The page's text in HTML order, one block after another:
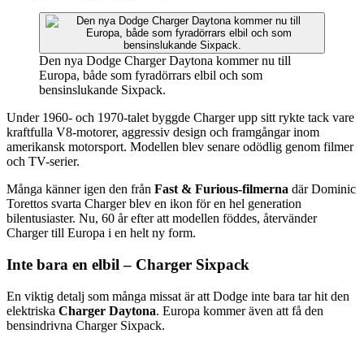
Den nya Dodge Charger Daytona kommer nu till
Europa, både som fyradörrars elbil och som
bensinslukande Sixpack.
Under 1960- och 1970-talet byggde Charger upp sitt rykte tack vare
kraftfulla V8-motorer, aggressiv design och framgångar inom
amerikansk motorsport. Modellen blev senare odödlig genom filmer
och TV-serier.
Många känner igen den från Fast & Furious-filmerna där Dominic
Torettos svarta Charger blev en ikon för en hel generation
bilentusiaster. Nu, 60 år efter att modellen föddes, återvänder
Charger till Europa i en helt ny form.
Inte bara en elbil – Charger Sixpack
En viktig detalj som många missat är att Dodge inte bara tar hit den
elektriska Charger Daytona. Europa kommer även att få den
bensindrivna Charger Sixpack.